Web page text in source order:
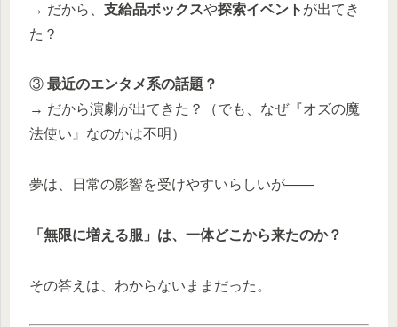
→ だから、 支給品ボックスや探索イベント が出てき
た？
③ 最近のエンタメ系の話題？
→ だから演劇が出てきた？（でも、なぜ『オズの魔
法使い』なのかは不明）
夢は、日常の影響を受けやすいらしいが——
「無限に増える服」は、一体どこから来たのか？
その答えは、わからないままだった。